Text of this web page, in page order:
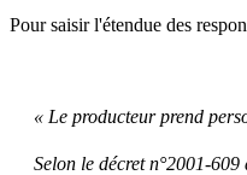
Pour saisir l'étendue des
« Le producteur prend
Selon le décret n°2001-